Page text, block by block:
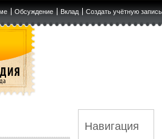
Обсуждение Вклад Создать учётную запись
Навигация